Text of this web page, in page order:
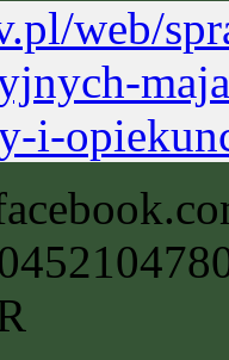
web/
i-